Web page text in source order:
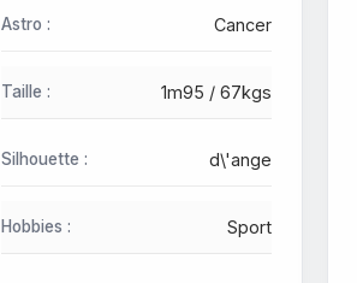
Astro : Cancer
Taille : 1m95 / 67kgs
Silhouette : d\'ange
Hobbies : Sport